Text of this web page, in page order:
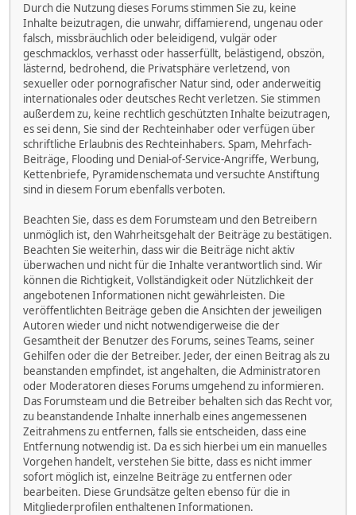
Durch die Nutzung dieses Forums stimmen Sie zu, keine
Inhalte beizutragen, die unwahr, diffamierend, ungenau oder
falsch, missbräuchlich oder beleidigend, vulgär oder
geschmacklos, verhasst oder hasserfüllt, belästigend, obszön,
lästernd, bedrohend, die Privatsphäre verletzend, von
sexueller oder pornografischer Natur sind, oder anderweitig
internationales oder deutsches Recht verletzen. Sie stimmen
außerdem zu, keine rechtlich geschützten Inhalte beizutragen,
es sei denn, Sie sind der Rechteinhaber oder verfügen über
schriftliche Erlaubnis des Rechteinhabers. Spam, Mehrfach-
Beiträge, Flooding und Denial-of-Service-Angriffe, Werbung,
Kettenbriefe, Pyramidenschemata und versuchte Anstiftung
sind in diesem Forum ebenfalls verboten.
Beachten Sie, dass es dem Forumsteam und den Betreibern
unmöglich ist, den Wahrheitsgehalt der Beiträge zu bestätigen.
Beachten Sie weiterhin, dass wir die Beiträge nicht aktiv
überwachen und nicht für die Inhalte verantwortlich sind. Wir
können die Richtigkeit, Vollständigkeit oder Nützlichkeit der
angebotenen Informationen nicht gewährleisten. Die
veröffentlichten Beiträge geben die Ansichten der jeweiligen
Autoren wieder und nicht notwendigerweise die der
Gesamtheit der Benutzer des Forums, seines Teams, seiner
Gehilfen oder die der Betreiber. Jeder, der einen Beitrag als zu
beanstanden empfindet, ist angehalten, die Administratoren
oder Moderatoren dieses Forums umgehend zu informieren.
Das Forumsteam und die Betreiber behalten sich das Recht vor,
zu beanstandende Inhalte innerhalb eines angemessenen
Zeitrahmens zu entfernen, falls sie entscheiden, dass eine
Entfernung notwendig ist. Da es sich hierbei um ein manuelles
Vorgehen handelt, verstehen Sie bitte, dass es nicht immer
sofort möglich ist, einzelne Beiträge zu entfernen oder
bearbeiten. Diese Grundsätze gelten ebenso für die in
Mitgliederprofilen enthaltenen Informationen.